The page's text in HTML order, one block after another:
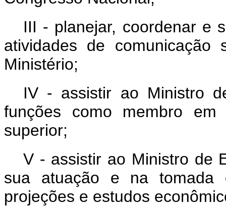
III - planejar, coordenar e
atividades de
Ministério;
IV - assistir ao Ministro
funções como membro em
superior;
V - assistir ao Ministro de
sua atuação e na tomada
projeções e estudos